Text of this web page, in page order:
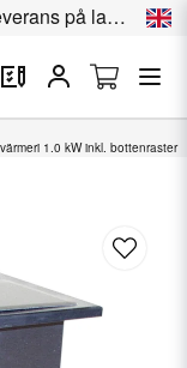
på lagervara
1.0 kW inkl. bottenraster